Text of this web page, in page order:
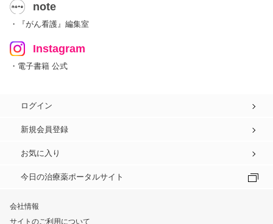
note
・『がん看護』編集室
Instagram
・電子書籍 公式
ログイン
新規会員登録
お気に入り
今日の治療薬ポータルサイト
会社情報
サイトのご利用について